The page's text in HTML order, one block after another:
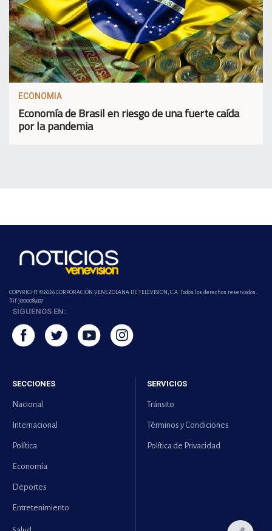
ECONOMIA
Economía de Brasil en riesgo de una fuerte caída
por la pandemia
COPYRIGHT ©2026 CORPORACIÓN VENEZOLANA DE TELEVISION, C.A. Todos los derechos reservados.
Rif-j000089337
SIGUENOS EN:
SECCIONES
Nacional
Internacional
Política
Economía
Deportes
Entretenimiento
SERVICIOS
Tránsito
Términos y Condiciones
Política de Privacidad